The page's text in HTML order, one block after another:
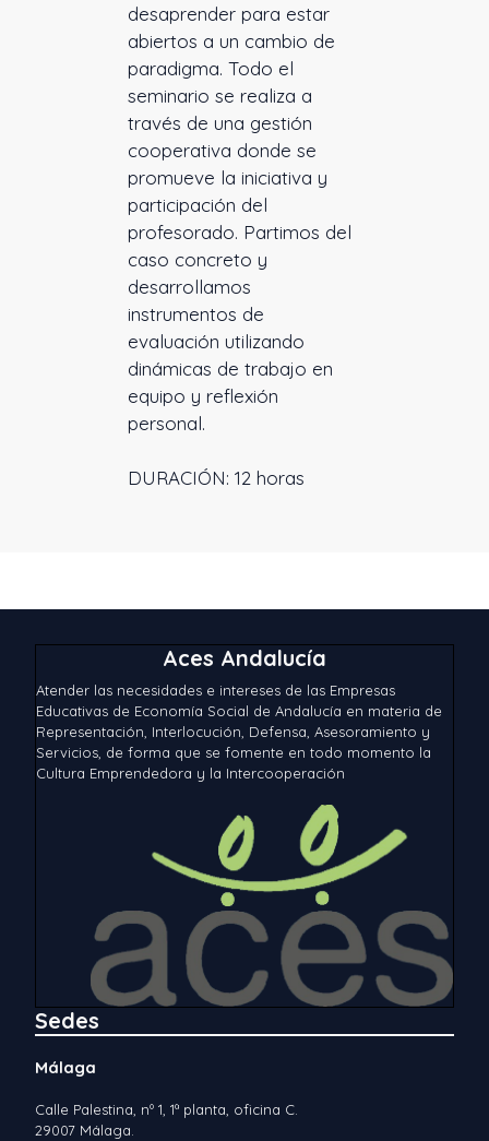
desaprender para estar
abiertos a un cambio de
paradigma. Todo el
seminario se realiza a
través de una gestión
cooperativa donde se
promueve la iniciativa y
participación del
profesorado. Partimos del
caso concreto y
desarrollamos
instrumentos de
evaluación utilizando
dinámicas de trabajo en
equipo y reflexión
personal.
DURACIÓN: 12 horas
Aces Andalucía
Atender las necesidades e intereses de las Empresas
Educativas de Economía Social de Andalucía en materia de
Representación, Interlocución, Defensa, Asesoramiento y
Servicios, de forma que se fomente en todo momento la
Cultura Emprendedora y la Intercooperación
Sedes
Málaga
Calle Palestina, nº 1, 1ª planta, oficina C.
29007 Málaga.